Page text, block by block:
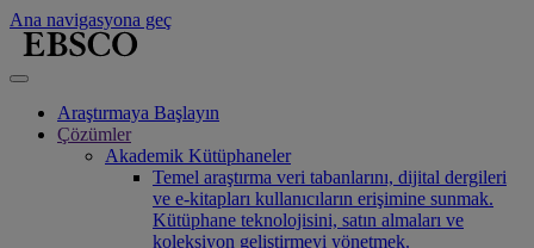
Ana navigasyona geç
Araştırmaya Başlayın
Çözümler
Akademik Kütüphaneler
Temel araştırma veri tabanlarını, dijital dergileri
ve e-kitapları kullanıcıların erişimine sunmak.
Kütüphane teknolojisini, satın almaları ve
koleksiyon geliştirmeyi yönetmek.